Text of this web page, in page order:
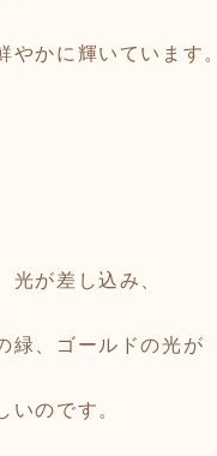
やかに輝いています。
光が差し込み、
緑、ゴールドの光が
いのです。